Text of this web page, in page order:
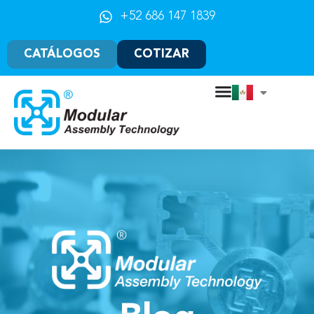
+52 686 147 1839
CATÁLOGOS COTIZAR